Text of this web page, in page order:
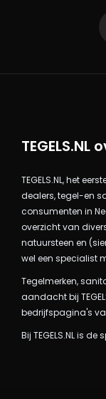
TEGELS.NL
TEGELS.NL, het
dealers, tegel-en
consumenten in
overzicht van
natuursteen en
wel een specialist
Tegelmerken,
aandacht bij
bedrijfspagina's
Bij TEGELS.NL is